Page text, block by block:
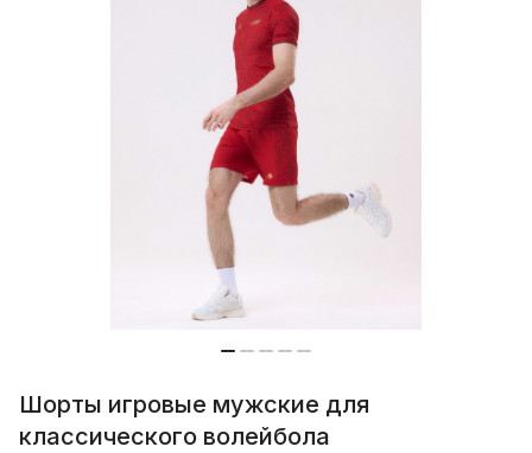
Шорты игровые мужские для
классического волейбола